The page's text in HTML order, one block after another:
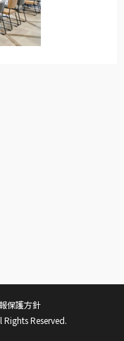
保護方針
Rights Reserved.